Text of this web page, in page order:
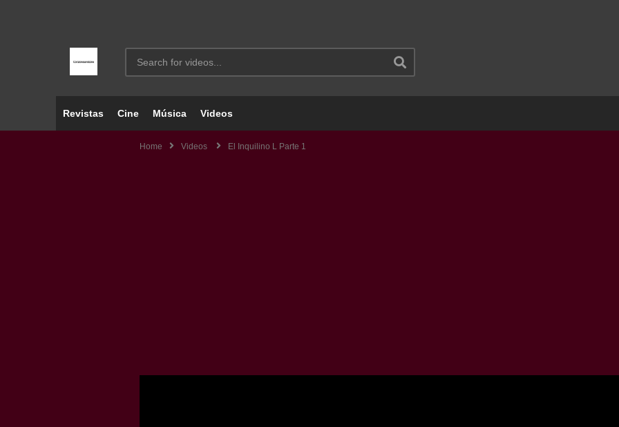
Revistas Cine Música Videos
Home Videos El Inquilino L Parte 1